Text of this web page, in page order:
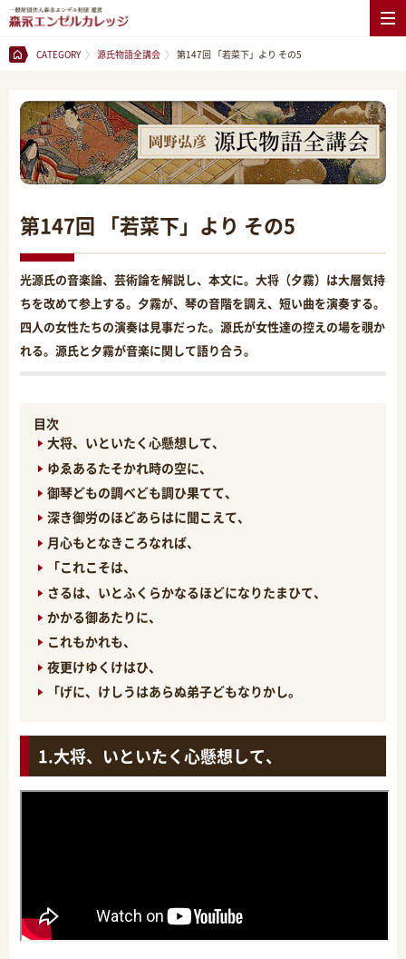
CATEGORY 源氏物語全講会 第147回 「若菜下」より その5
第147回 「若菜下」より その5
光源氏の音楽論、芸術論を解説し、本文に。大将（夕霧）は大層気持
ちを改めて参上する。夕霧が、琴の音階を調え、短い曲を演奏する。
四人の女性たちの演奏は見事だった。源氏が女性達の控えの場を覗か
れる。源氏と夕霧が音楽に関して語り合う。
目次
大将、いといたく心懸想して、
ゆゑあるたそかれ時の空に、
御琴どもの調べども調ひ果てて、
深き御労のほどあらはに聞こえて、
月心もとなきころなれば、
「これこそは、
さるは、いとふくらかなるほどになりたまひて、
かかる御あたりに、
これもかれも、
夜更けゆくけはひ、
「げに、けしうはあらぬ弟子どもなりかし。
大将、いといたく心懸想して、